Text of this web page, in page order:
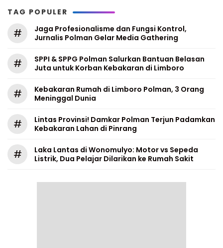
TAG POPULER
#
Jaga Profesionalisme dan Fungsi Kontrol,
Jurnalis Polman Gelar Media Gathering
#
SPPI & SPPG Polman Salurkan Bantuan Belasan
Juta untuk Korban Kebakaran di Limboro
#
Kebakaran Rumah di Limboro Polman, 3 Orang
Meninggal Dunia
#
Lintas Provinsi! Damkar Polman Terjun Padamkan
Kebakaran Lahan di Pinrang
#
Laka Lantas di Wonomulyo: Motor vs Sepeda
Listrik, Dua Pelajar Dilarikan ke Rumah Sakit